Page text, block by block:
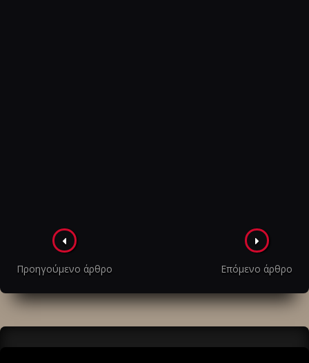
Πλοήγηση
στα
άρθρα
Προηγούμενο άρθρο Επόμενο άρθρο